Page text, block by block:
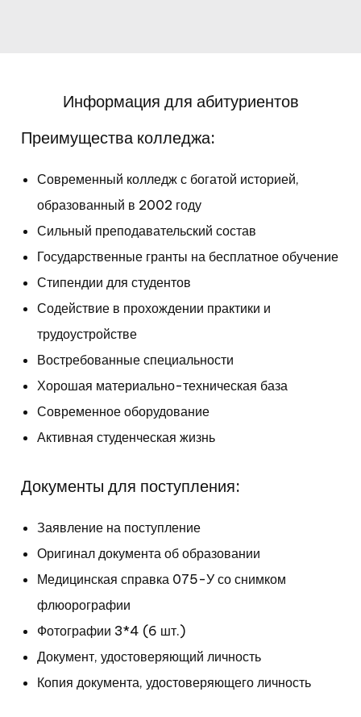
Информация для абитуриентов
Преимущества колледжа:
Современный колледж с богатой историей,
образованный в 2002 году
Сильный преподавательский состав
Государственные гранты на бесплатное обучение
Стипендии для студентов
Содействие в прохождении практики и
трудоустройстве
Востребованные специальности
Хорошая материально-техническая база
Современное оборудование
Активная студенческая жизнь
Документы для поступления:
Заявление на поступление
Оригинал документа об образовании
Медицинская справка 075-У со снимком
флюорографии
Фотографии 3*4 (6 шт.)
Документ, удостоверяющий личность
Копия документа, удостоверяющего личность